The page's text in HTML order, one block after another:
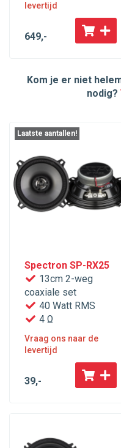
levertijd
649,-
Kom je er niet
nodig?
Laatste aantallen!
Spectron SP-RX25
13cm 2-weg
coaxiale set
40 Watt RMS
4 Ω
Vraag ons naar de
levertijd
39,-